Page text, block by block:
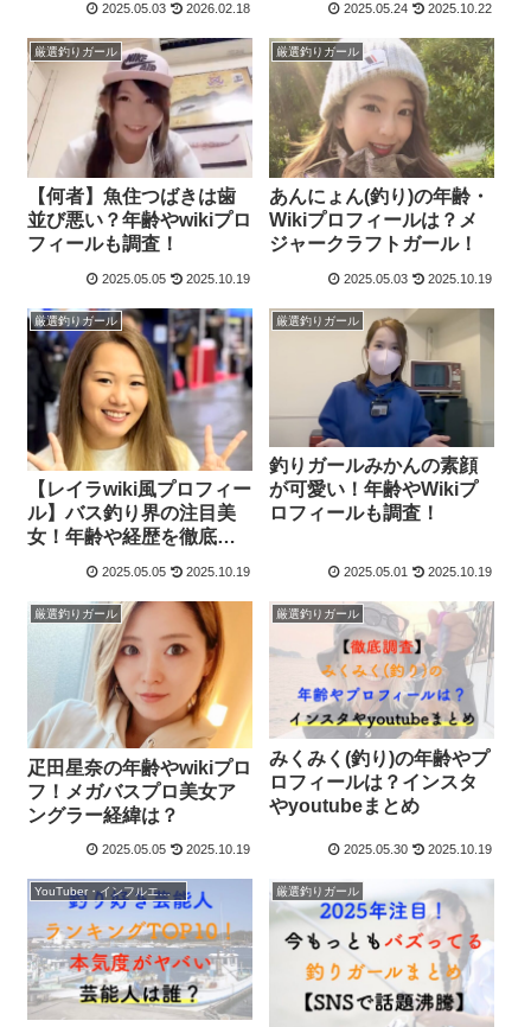
2025.05.03 2026.02.18 2025.05.24 2025.10.22
厳選釣りガール
【何者】魚住つばきは歯
並び悪い？年齢やwikiプロ
フィールも調査！
2025.05.05 2025.10.19
厳選釣りガール
あんにょん(釣り)の年齢・
Wikiプロフィールは？メ
ジャークラフトガール！
2025.05.03 2025.10.19
厳選釣りガール
【レイラwiki風プロフィー
ル】バス釣り界の注目美
女！年齢や経歴を徹底解
2025.05.05 2025.10.19
厳選釣りガール
釣りガールみかんの素顔
が可愛い！年齢やWikiプ
ロフィールも調査！
2025.05.01 2025.10.19
厳選釣りガール
疋田星奈の年齢やwikiプロ
フ！メガバスプロ美女ア
ングラー経緯は？
2025.05.05 2025.10.19
厳選釣りガール
みくみく(釣り)の年齢やプ
ロフィールは？インスタ
やyoutubeまとめ
2025.05.30 2025.10.19
YouTuber・インフルエンサー 厳選釣りガール